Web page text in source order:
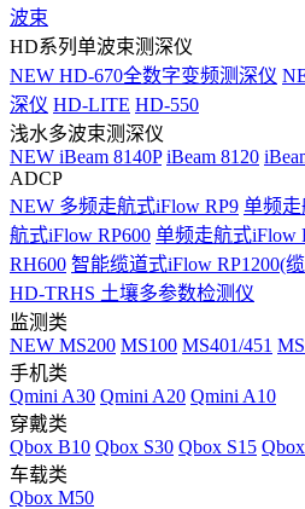
波束
HD系列单波束测深仪
NEW HD-670全数字变频测深仪
深仪 HD-LITE HD-550
浅水多波束测深仪
NEW iBeam 8140P iBeam 8120
ADCP
NEW 多频走航式iFlow RP9 单频走
航式iFlow RP600 单频走航式iFlow
RH600 智能缆道式iFlow RP1200(
HD-TRHS 土壤多参数检测仪
监测类
NEW MS200 MS100 MS401/451
手机类
Qmini A30 Qmini A20 Qmini A10
穿戴类
Qbox B10 Qbox S30 Qbox S15
车载类
Qbox M50